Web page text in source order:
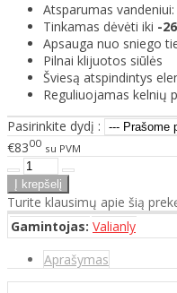
Atsparumas vandeniui:
Tinkamas dėvėti iki -
Apsauga nuo sniego
Pilnai klijuotos siūlės
Šviesą atspindintys
Reguliuojamas kelnių
Pasirinkite dydį :
€8300 su PVM
Turite klausimų apie šią
Gamintojas: Valianly
Aprašymas